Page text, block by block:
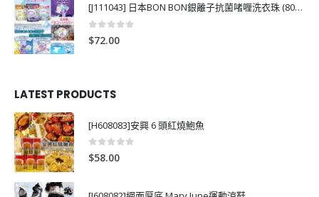
[J111043] 日本BON BON銀離子抗菌啫喱洗衣珠 (80粒)
0out of 5
$72.00
LATEST PRODUCTS
[H608083]安興 6 頭紅燒鮑魚
0out of 5
$58.00